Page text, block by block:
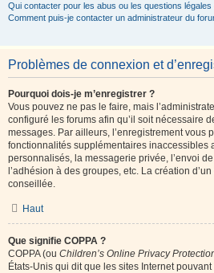
Qui contacter pour les abus ou les questions
Comment puis-je contacter un administrateur du
Problèmes de connexion et
Pourquoi dois-je m’enregistrer ?
Vous pouvez ne pas le faire, mais
configuré les forums afin qu’il soit nécessaire
messages. Par ailleurs, l’enregistrement vous
fonctionnalités supplémentaires inaccessibles
personnalisés, la messagerie privée, l’envoi
l’adhésion à des groupes, etc. La création
conseillée.
Haut
Que signifie COPPA ?
COPPA (ou Children’s Online Privacy
États-Unis qui dit que les sites Internet